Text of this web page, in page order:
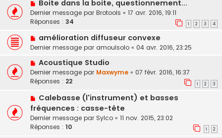
Boite dans la boite, questionnement...
Dernier message par Brotools « 17 avr. 2016, 19:11
Réponses : 34 1 2 3 4
amélioration diffuseur convexe
Dernier message par amoulsolo « 04 avr. 2016, 23:25
Acoustique Studio
Dernier message par Maxwyme « 07 févr. 2016, 16:37
Réponses : 22 1 2 3
Calebasse (l'instrument) et basses
fréquences : casse-tête
Dernier message par Sylco « 11 nov. 2015, 23:02
Réponses : 10 1 2